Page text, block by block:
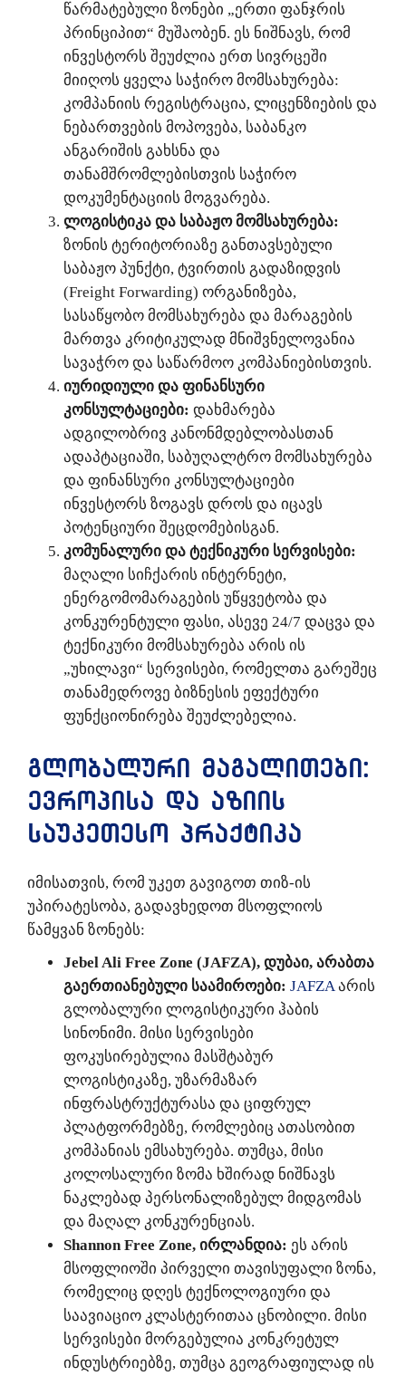
წარმატებული ზონები „ერთი ფანჯრის
პრინციპით“ მუშაობენ. ეს ნიშნავს, რომ
ინვესტორს შეუძლია ერთ სივრცეში
მიიღოს ყველა საჭირო მომსახურება:
კომპანიის რეგისტრაცია, ლიცენზიების და
ნებართვების მოპოვება, საბანკო
ანგარიშის გახსნა და
თანამშრომლებისთვის საჭირო
დოკუმენტაციის მოგვარება.
ლოგისტიკა და საბაჟო მომსახურება:
ზონის ტერიტორიაზე განთავსებული
საბაჟო პუნქტი, ტვირთის გადაზიდვის
(Freight Forwarding) ორგანიზება,
სასაწყობო მომსახურება და მარაგების
მართვა კრიტიკულად მნიშვნელოვანია
სავაჭრო და საწარმოო კომპანიებისთვის.
იურიდიული და ფინანსური
კონსულტაციები: დახმარება
ადგილობრივ კანონმდებლობასთან
ადაპტაციაში, საბუღალტრო მომსახურება
და ფინანსური კონსულტაციები
ინვესტორს ზოგავს დროს და იცავს
პოტენციური შეცდომებისგან.
კომუნალური და ტექნიკური სერვისები:
მაღალი სიჩქარის ინტერნეტი,
ენერგომომარაგების უწყვეტობა და
კონკურენტული ფასი, ასევე 24/7 დაცვა და
ტექნიკური მომსახურება არის ის
„უხილავი“ სერვისები, რომელთა გარეშეც
თანამედროვე ბიზნესის ეფექტური
ფუნქციონირება შეუძლებელია.
გლობალური მაგალითები:
ევროპისა და აზიის
საუკეთესო პრაქტიკა
იმისათვის, რომ უკეთ გავიგოთ თიზ-ის
უპირატესობა, გადავხედოთ მსოფლიოს
წამყვან ზონებს:
Jebel Ali Free Zone (JAFZA), დუბაი, არაბთა
გაერთიანებული საამიროები: JAFZAარის
გლობალური ლოგისტიკური ჰაბის
სინონიმი. მისი სერვისები
ფოკუსირებულია მასშტაბურ
ლოგისტიკაზე, უზარმაზარ
ინფრასტრუქტურასა და ციფრულ
პლატფორმებზე, რომლებიც ათასობით
კომპანიას ემსახურება. თუმცა, მისი
კოლოსალური ზომა ხშირად ნიშნავს
ნაკლებად პერსონალიზებულ მიდგომას
და მაღალ კონკურენციას.
Shannon Free Zone, ირლანდია: ეს არის
მსოფლიოში პირველი თავისუფალი ზონა,
რომელიც დღეს ტექნოლოგიური და
საავიაციო კლასტერითაა ცნობილი. მისი
სერვისები მორგებულია კონკრეტულ
ინდუსტრიებზე, თუმცა გეოგრაფიულად ის